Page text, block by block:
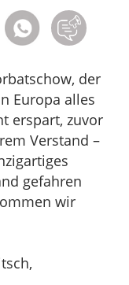
der
Europa alles
erspart, zuvor
Verstand –
gefahren
wir